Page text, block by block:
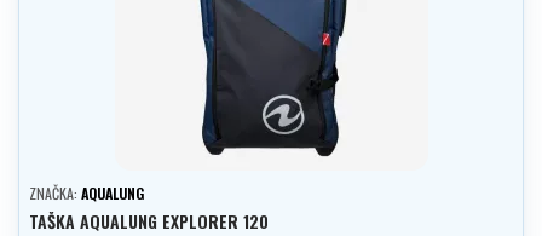
ZNAČKA: AQUALUNG
TAŠKA AQUALUNG EXPLORER 120